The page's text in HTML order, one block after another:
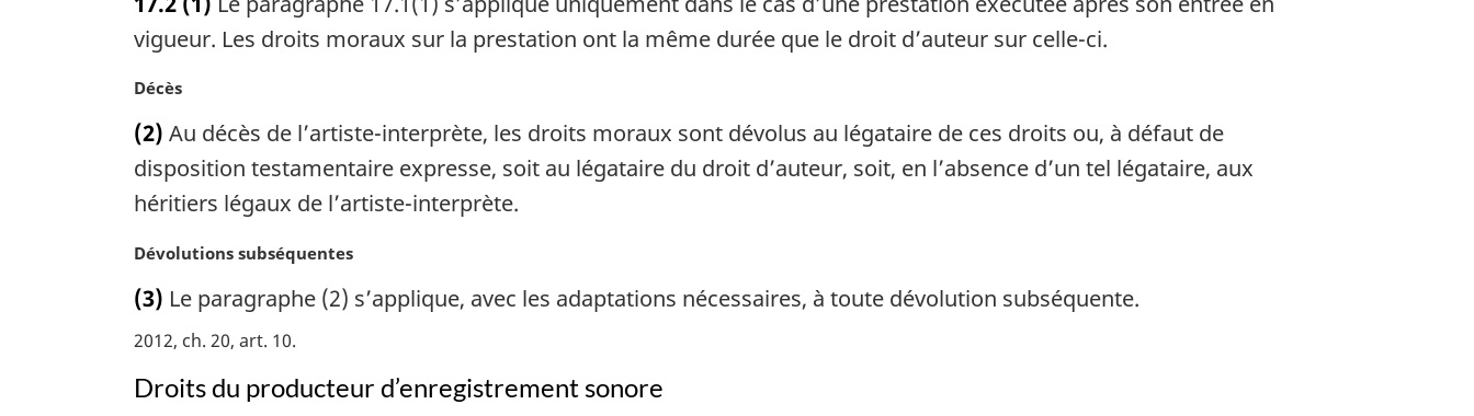
n
a
e
:
t
e
a
g
i
a
e
:
vigueur. Les droits moraux sur la prestation ont la même durée que le droit d’auteur sur celle-ci.
N
t
e
a
g
i
n
a
e
Décès
(2) Au décès de l’artiste-interprète, les droits moraux sont dévolus au légataire de ces droits ou, à défaut de
disposition testamentaire expresse, soit au légataire du droit d’auteur, soit, en l’absence d’un tel légataire, aux
héritiers légaux de l’artiste-interprète.
N
t
m
a
r
Dévolutions subséquentes
(3) Le paragraphe (2) s’applique, avec les adaptations nécessaires, à toute dévolution subséquente.
2012, ch. 20, art. 10
Droits du producteur d’enregistrement sonore